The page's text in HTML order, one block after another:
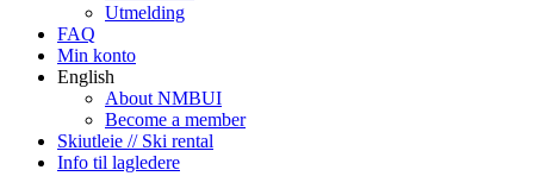
Utmelding
FAQ
Min konto
English
About NMBUI
Become a member
Skiutleie // Ski rental
Info til lagledere